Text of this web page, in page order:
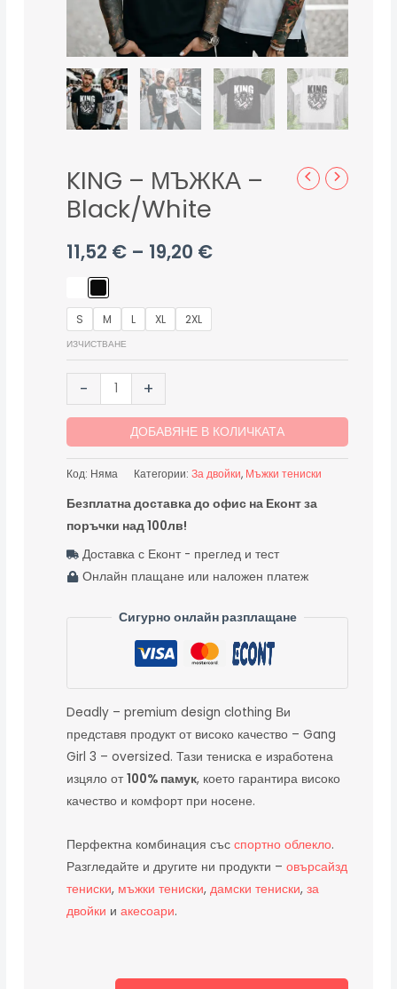
KING – МЪЖКА –
Black/White
11,52 € – 19,20 €
S M L XL 2XL
ИЗЧИСТВАНЕ
- +
ДОБАВЯНЕ В КОЛИЧКАТА
Код: Няма Категории:За двойки, Мъжки тениски
Безплатна доставка до офис на Еконт за
поръчки над 100лв!
-- Доставка с Еконт - преглед и тест
-- Онлайн плащане или наложен платеж
Сигурно онлайн разплащане
Deadly – premium design clothing Ви
представя продукт от високо качество – Gang
Girl 3 – oversized. Тази тениска е изработена
изцяло от100% памук, което гарантира високо
качество и комфорт при носене.
Перфектна комбинация съсспортно облекло.
Разгледайте и другите ни продукти –овърсайзд
тениски, мъжки тениски,дамски тениски,за
двойки иакесоари.